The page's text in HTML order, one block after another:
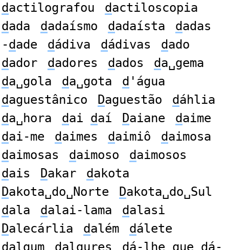
dactilografou dactiloscopia
dada dadaísmo dadaísta dadas
-dade dádiva dádivas dado
dador dadores dados da␣gema
da␣gola da␣gota d 'água
daguestânico Daguestão dáhlia
da␣hora dai daí Daiane daime
dai-me daimes daimiô daimosa
daimosas daimoso daimosos
dais Dakar dakota
Dakota␣do␣Norte Dakota␣do␣Sul
dala dalai-lama dalasi
Dalecárlia dalém dálete
dalgum dalgures dá-lhe␣que␣dá-